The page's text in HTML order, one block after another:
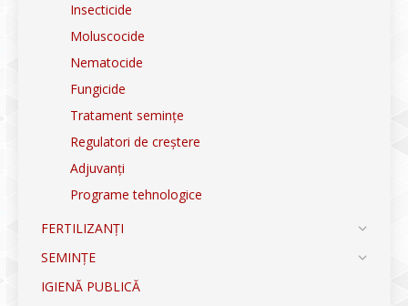
Insecticide
Moluscocide
Nematocide
Fungicide
Tratament semințe
Regulatori de creștere
Adjuvanți
Programe tehnologice
FERTILIZANȚI
SEMINȚE
IGIENĂ PUBLICĂ